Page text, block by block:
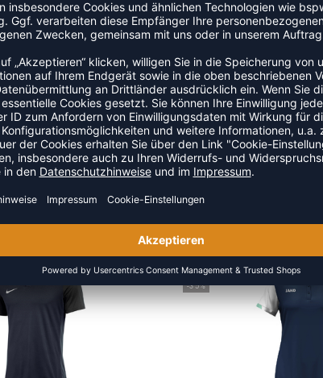
ZULETZT ANGESEHEN
AUS DER KATEGORIE
NEW
-35%